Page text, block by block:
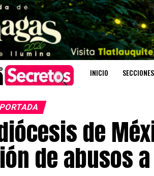
INICIO SECCIONES
de
de abusos